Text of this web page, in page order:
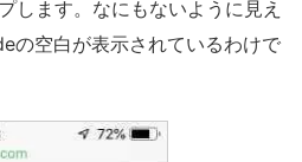
します。なにもないように見え
の空白が表示されているわけで